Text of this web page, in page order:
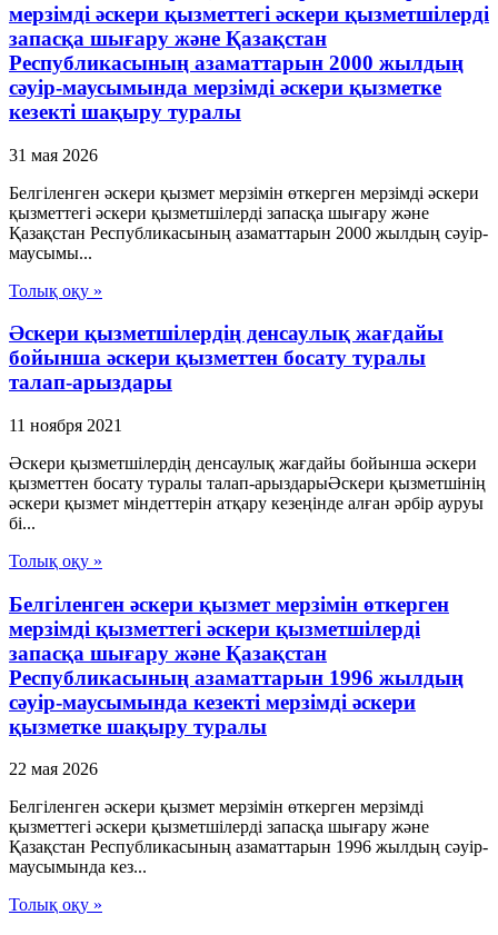
мерзімді әскери қызметтегі әскери қызметшілерді
запасқа шығару және Қазақстан
Республикасының азаматтарын 2000 жылдың
сәуір-маусымында мерзімді әскери қызметке
кезекті шақыру туралы
31 мая 2026
Белгіленген әскери қызмет мерзімін өткерген мерзімді әскери
қызметтегі әскери қызметшілерді запасқа шығару және
Қазақстан Республикасының азаматтарын 2000 жылдың сәуір-
маусымы...
Толық оқу »
Әскери қызметшілердің денсаулық жағдайы
бойынша әскери қызметтен босату туралы
талап-арыздары
11 ноября 2021
Әскери қызметшілердің денсаулық жағдайы бойынша әскери
қызметтен босату туралы талап-арыздарыӘскери қызметшінің
әскери қызмет міндеттерін атқару кезеңінде алған әрбір ауруы
бі...
Толық оқу »
Белгiленген әскери қызмет мерзiмiн өткерген
мерзiмдi қызметтегi әскери қызметшiлердi
запасқа шығару және Қазақстан
Республикасының азаматтарын 1996 жылдың
сәуiр-маусымында кезектi мерзiмдi әскери
қызметке шақыру туралы
22 мая 2026
Белгiленген әскери қызмет мерзiмiн өткерген мерзiмдi
қызметтегi әскери қызметшiлердi запасқа шығару және
Қазақстан Республикасының азаматтарын 1996 жылдың сәуiр-
маусымында кез...
Толық оқу »